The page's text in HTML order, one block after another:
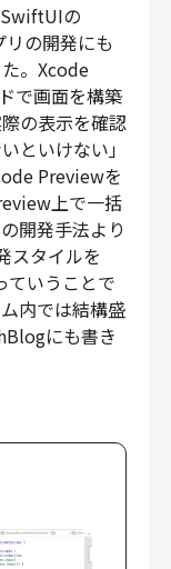
の
の開発にも
。Xcode
で画面を構築
の表示を確認
といけない」
Previewを
上で一括
開発手法より
スタイルを
ていうことで
内では結構盛
にも書き